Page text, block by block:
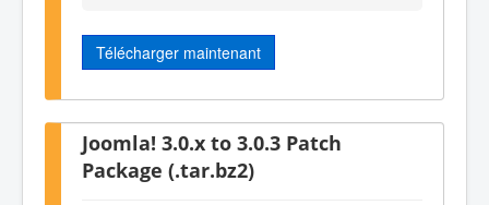
Télécharger maintenant
Joomla! 3.0.x to 3.0.3 Patch
Package (.tar.bz2)